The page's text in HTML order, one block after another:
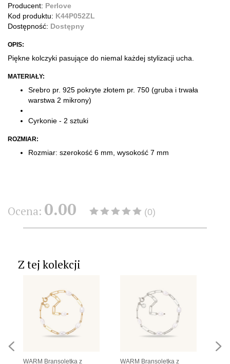
Producent: Perlove
Kod produktu: K44P052ZL
Dostępność: Dostępny
OPIS:
Piękne kolczyki pasujące do niemal każdej stylizacji ucha.
MATERIAŁY:
Srebro pr. 925 pokryte złotem pr. 750 (gruba i trwała
warstwa 2 mikrony)
Cyrkonie - 2 sztuki
ROZMIAR:
Rozmiar: szerokość 6 mm, wysokość 7 mm
Ocena: 0.00 (0)
Z tej kolekcji
WARM Bransoletka z
WARM Bransoletka z